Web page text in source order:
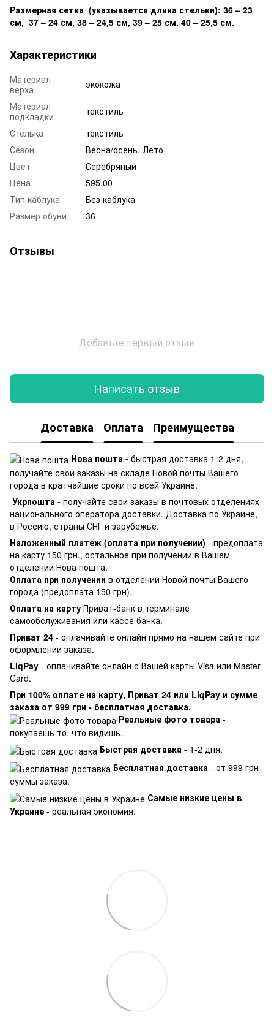
Размерная сетка (указывается длина стельки): 36 – 23
см, 37 – 24 см, 38 – 24,5 см, 39 – 25 см, 40 – 25,5 см.
Характеристики
Материал
верха
экокожа
Материал
подкладки
текстиль
Стелька
текстиль
Сезон
Весна/осень, Лето
Цвет
Серебряный
Цена
595.00
Тип каблука
Без каблука
Размер обуви
36
Отзывы
Добавьте первый отзыв
Написать отзыв
Доставка Оплата Преимущества
Нова пошта - быстрая доставка 1-2 дня,
получайте свои заказы на складе Новой почты Вашего
города в кратчайшие сроки по всей Украине.
Укрпошта - получайте свои заказы в почтовых отделениях
национального оператора доставки. Доставка по Украине,
в Россию, страны СНГ и зарубежье.
Наложенный платеж (оплата при получении) - предоплата
на карту 150 грн., остальное при получении в Вашем
отделении Нова пошта.
Оплата при получении в отделении Новой почты Вашего
города (предоплата 150 грн).
Оплата на карту Приват-банк в терминале
самообслуживания или кассе банка.
Приват 24 - оплачивайте онлайн прямо на нашем сайте при
оформлении заказа.
LiqPay - оплачивайте онлайн с Вашей карты Visa или Master
Card.
При 100% оплате на карту, Приват 24 или LiqPay и сумме
заказа от 999 грн - бесплатная доставка.
Реальные фото товара -
покупаешь то, что видишь.
Быстрая доставка - 1-2 дня.
Бесплатная доставка - от 999 грн
суммы заказа.
Самые низкие цены в
Украине - реальная экономия.